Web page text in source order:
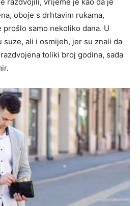
oboje s drhtavim rukama,
prošlo samo nekoliko dana. U
suze, ali i osmijeh, jer su znali da
toliki broj godina, sada